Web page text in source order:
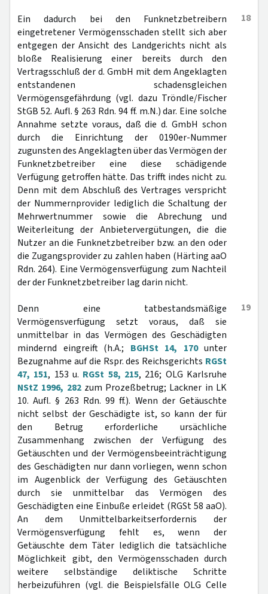
18
Ein dadurch bei den Funknetzbetreibern
eingetretener Vermögensschaden stellt sich aber
entgegen der Ansicht des Landgerichts nicht als
bloße Realisierung einer bereits durch den
Vertragsschluß der d. GmbH mit dem Angeklagten
entstandenen schadensgleichen
Vermögensgefährdung (vgl. dazu Tröndle/Fischer
StGB 52. Aufl. § 263 Rdn. 94 ff. m.N.) dar. Eine solche
Annahme setzte voraus, daß die d. GmbH schon
durch die Einrichtung der 0190er-Nummer
zugunsten des Angeklagten über das Vermögen der
Funknetzbetreiber eine diese schädigende
Verfügung getroffen hätte. Das trifft indes nicht zu.
Denn mit dem Abschluß des Vertrages verspricht
der Nummernprovider lediglich die Schaltung der
Mehrwertnummer sowie die Abrechung und
Weiterleitung der Anbietervergütungen, die die
Nutzer an die Funknetzbetreiber bzw. an den oder
die Zugangsprovider zu zahlen haben (Härting aaO
Rdn. 264). Eine Vermögensverfügung zum Nachteil
der der Funknetzbetreiber lag darin nicht.
19
Denn eine tatbestandsmäßige
Vermögensverfügung setzt voraus, daß sie
unmittelbar in das Vermögen des Geschädigten
mindernd eingreift (h.A.; BGHSt 14, 170unter
Bezugnahme auf die Rspr. des Reichsgerichts RGSt
47, 151, 153 u. RGSt 58, 215, 216; OLG Karlsruhe
NStZ 1996, 282zum Prozeßbetrug; Lackner in LK
10. Aufl. § 263 Rdn. 99 ff.). Wenn der Getäuschte
nicht selbst der Geschädigte ist, so kann der für
den Betrug erforderliche ursächliche
Zusammenhang zwischen der Verfügung des
Getäuschten und der Vermögensbeeinträchtigung
des Geschädigten nur dann vorliegen, wenn schon
im Augenblick der Verfügung des Getäuschten
durch sie unmittelbar das Vermögen des
Geschädigten eine Einbuße erleidet (RGSt 58 aaO).
An dem Unmittelbarkeitserfordernis der
Vermögensverfügung fehlt es, wenn der
Getäuschte dem Täter lediglich die tatsächliche
Möglichkeit gibt, den Vermögensschaden durch
weitere selbständige deliktische Schritte
herbeizuführen (vgl. die Beispielsfälle OLG Celle